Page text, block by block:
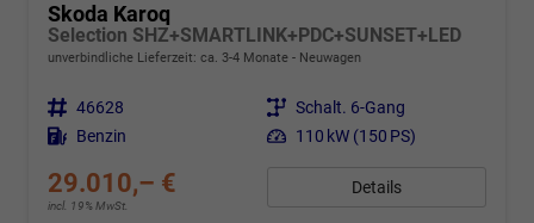
Skoda Karoq
Selection SHZ+SMARTLINK+PDC+SUNSET+LED
unverbindliche Lieferzeit: ca. 3-4 Monate Neuwagen
Fahrzeugnr. 46628 Getriebe Schalt. 6-Gang
Kraftstoff Benzin Leistung 110 kW (150 PS)
29.010,– €
incl. 19% MwSt.
Details